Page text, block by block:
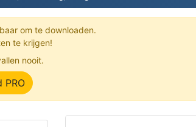
om te downloaden.
te krijgen!
nooit.
PRO